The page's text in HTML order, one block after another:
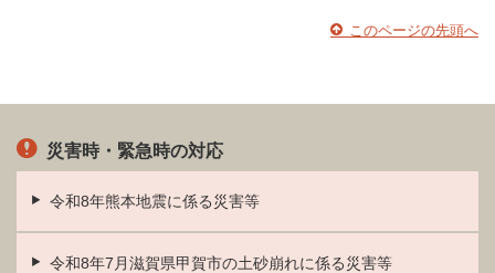
このページの先頭へ
災害時・緊急時の対応
令和8年熊本地震に係る災害等
令和8年7月滋賀県甲賀市の土砂崩れに係る災害等